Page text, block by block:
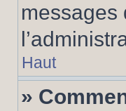
messages
Haut
»